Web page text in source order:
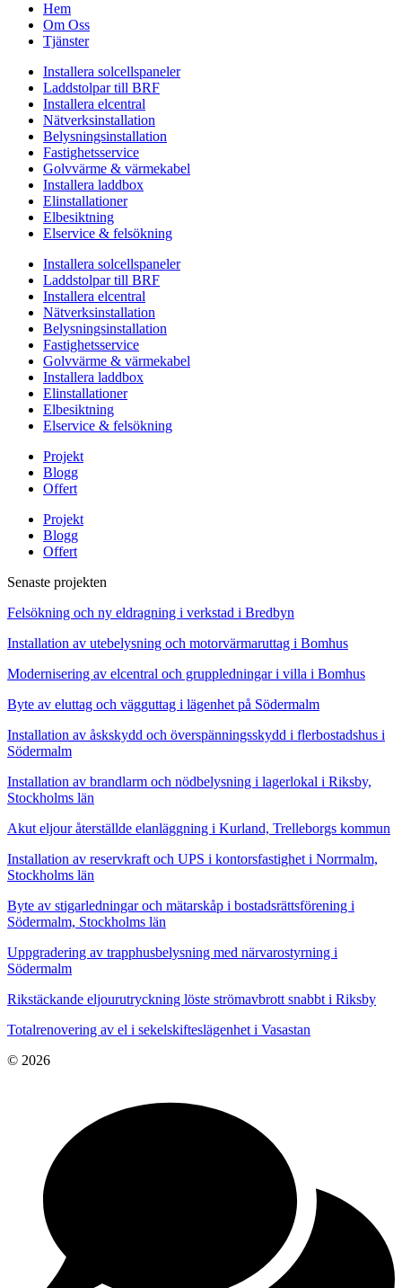
Hem
Om Oss
Tjänster
Installera solcellspaneler
Laddstolpar till BRF
Installera elcentral
Nätverksinstallation
Belysningsinstallation
Fastighetsservice
Golvvärme & värmekabel
Installera laddbox
Elinstallationer
Elbesiktning
Elservice & felsökning
Installera solcellspaneler
Laddstolpar till BRF
Installera elcentral
Nätverksinstallation
Belysningsinstallation
Fastighetsservice
Golvvärme & värmekabel
Installera laddbox
Elinstallationer
Elbesiktning
Elservice & felsökning
Projekt
Blogg
Offert
Projekt
Blogg
Offert
Senaste projekten
Felsökning och ny eldragning i verkstad i Bredbyn
Installation av utebelysning och motorvärmaruttag i Bomhus
Modernisering av elcentral och gruppledningar i villa i Bomhus
Byte av eluttag och vägguttag i lägenhet på Södermalm
Installation av åskskydd och överspänningsskydd i flerbostadshus i
Södermalm
Installation av brandlarm och nödbelysning i lagerlokal i Riksby,
Stockholms län
Akut eljour återställde elanläggning i Kurland, Trelleborgs kommun
Installation av reservkraft och UPS i kontorsfastighet i Norrmalm,
Stockholms län
Byte av stigarledningar och mätarskåp i bostadsrättsförening i
Södermalm, Stockholms län
Uppgradering av trapphusbelysning med närvarostyrning i
Södermalm
Rikstäckande eljourutryckning löste strömavbrott snabbt i Riksby
Totalrenovering av el i sekelskifteslägenhet i Vasastan
© 2026